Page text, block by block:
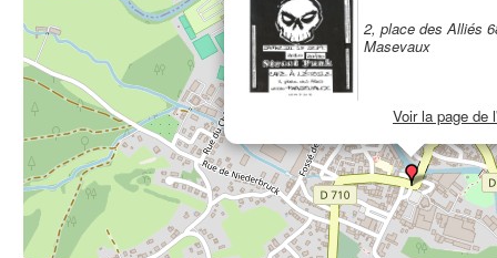
2, place des Alliés
Masevaux
Voir la page de